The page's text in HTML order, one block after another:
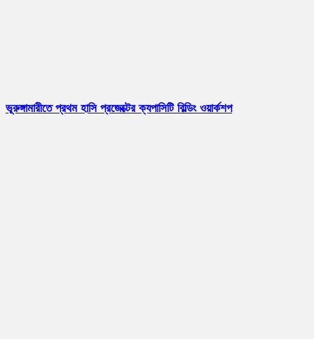
ভূরুঙ্গামারীতে প্রথম হাসি প্রজেক্টের ক্যপাসিটি বিল্ডিং ওয়ার্কশপ